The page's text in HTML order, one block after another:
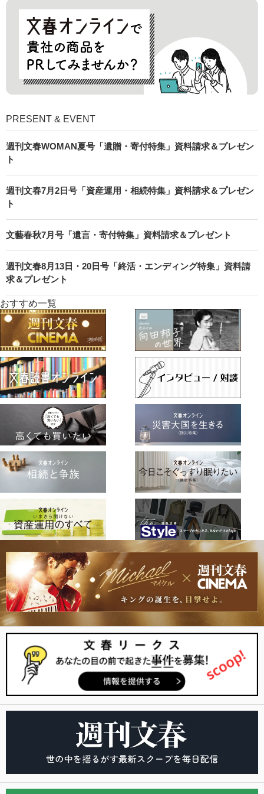
PRESENT & EVENT
週刊文春WOMAN夏号「遺贈・寄付特集」資料請求＆プレゼン
ト
週刊文春7月2日号「資産運用・相続特集」資料請求＆プレゼン
ト
文藝春秋7月号「遺言・寄付特集」資料請求＆プレゼント
週刊文春8月13日・20日号「終活・エンディング特集」資料請
求＆プレゼント
おすすめ一覧